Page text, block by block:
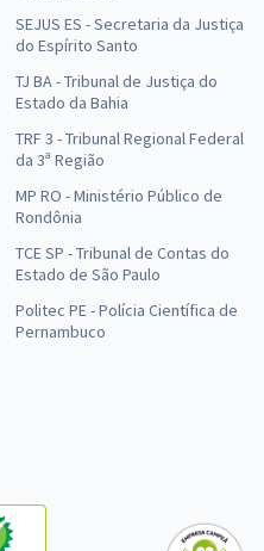
SEJUS ES - Secretaria da Justiça
do Espírito Santo
TJ BA - Tribunal de Justiça do
Estado da Bahia
TRF 3 - Tribunal Regional Federal
da 3ª Região
MP RO - Ministério Público de
Rondônia
TCE SP - Tribunal de Contas do
Estado de São Paulo
Politec PE - Polícia Científica de
Pernambuco